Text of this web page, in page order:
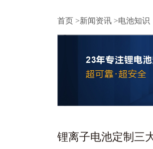
首页 >新闻资讯 >电池知识
锂离子电池定制三